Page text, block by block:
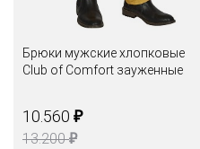
Брюки мужские хлопковые
Club of Comfort зауженные
10.560 ₽
13.200₽